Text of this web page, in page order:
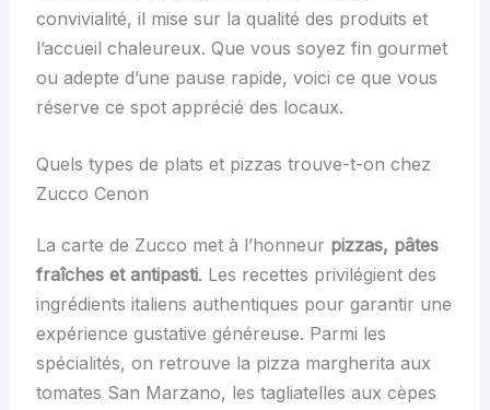
convivialité, il mise sur la qualité des produits et
l’accueil chaleureux. Que vous soyez fin gourmet
ou adepte d’une pause rapide, voici ce que vous
réserve ce spot apprécié des locaux.
Quels types de plats et pizzas trouve-t-on chez
Zucco Cenon
La carte de Zucco met à l’honneur pizzas, pâtes
fraîches et antipasti. Les recettes privilégient des
ingrédients italiens authentiques pour garantir une
expérience gustative généreuse. Parmi les
spécialités, on retrouve la pizza margherita aux
tomates San Marzano, les tagliatelles aux cèpes